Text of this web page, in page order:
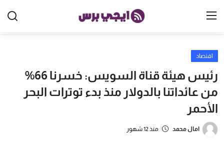
الرئيسية
مصر
الخليج
العالم
اقتصاد
رئيس هيئة قناة السويس: خسرنا 66%
من عائداتنا بالدولار منذ بدء توترات البحر
الأحمر
امال محمد منذ 12 شهور